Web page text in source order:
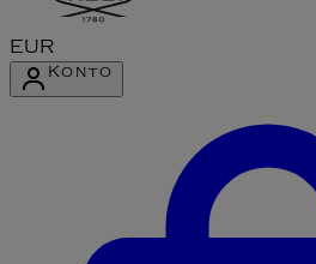
EUR
Konto